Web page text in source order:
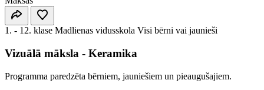
1. - 12. klase Madlienas vidusskola Visi bērni vai jaunieši
Vizuālā māksla - Keramika
Programma paredzēta bērniem, jauniešiem un pieaugušajiem.